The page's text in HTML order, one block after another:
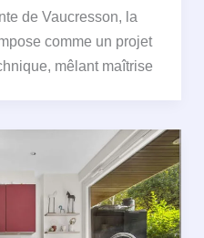
de Vaucresson, la
comme un projet
mêlant maîtrise